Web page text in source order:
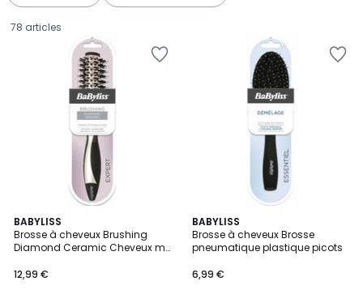
78 articles
BABYLISS
Brosse à cheveux Brushing
Diamond Ceramic Cheveux mi
€.
12,99 €
BABYLISS
Brosse à cheveux Brosse
pneumatique plastique picots
6,99 €
4,2
/ 5